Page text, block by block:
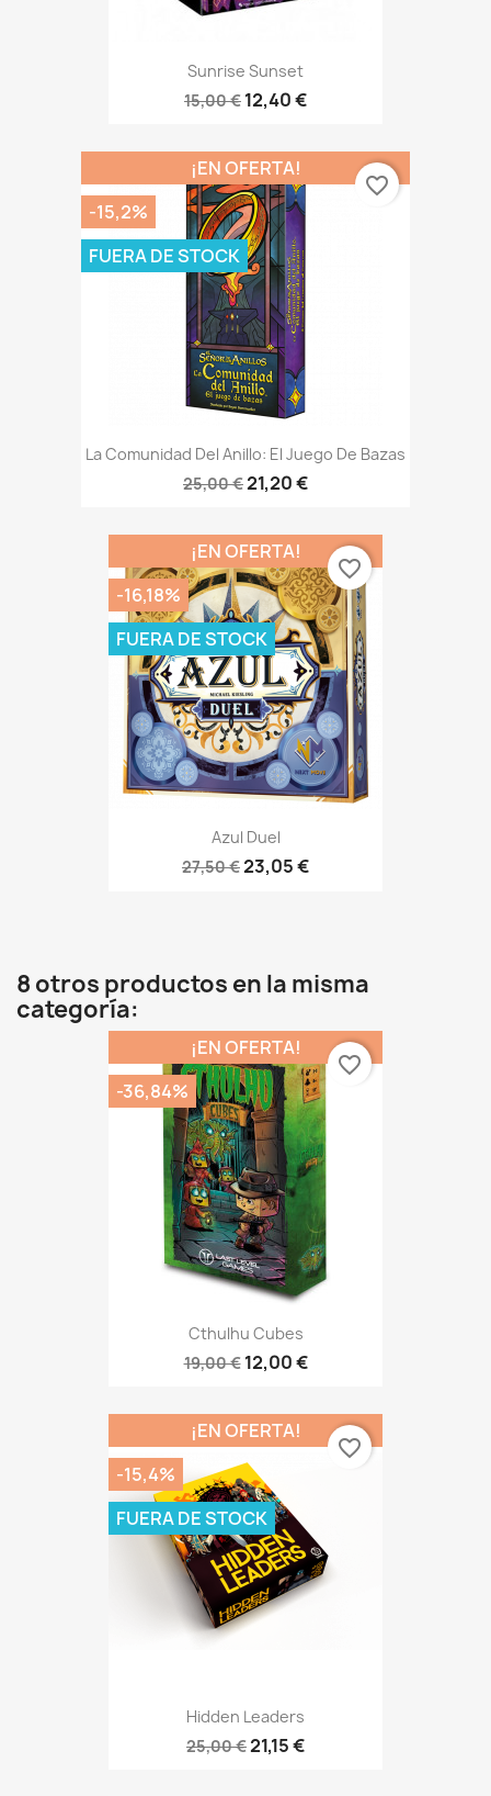
Sunrise Sunset
15,00 € 12,40 €
La Comunidad Del Anillo: El Juego De Bazas
25,00 €21,20 €
¡EN OFERTA!
-15,2%
FUERA DE STOCK
favorite_border
Azul Duel
27,50 €23,05 €
¡EN OFERTA!
-16,18%
FUERA DE STOCK
favorite_border
8 otros productos en la misma
categoría:
Cthulhu Cubes
19,00 € 12,00 €
¡EN OFERTA!
-36,84%
favorite_border
Hidden Leaders
25,00 €21,15 €
¡EN OFERTA!
-15,4%
FUERA DE STOCK
favorite_border